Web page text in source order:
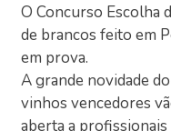
O Concurso Escolha
de brancos feito em
em prova.
A grande novidade
vinhos vencedores
aberta a